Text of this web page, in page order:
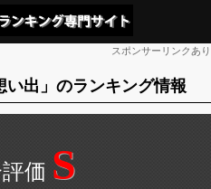
スポンサーリンクあり
い出」のランキング情報
S